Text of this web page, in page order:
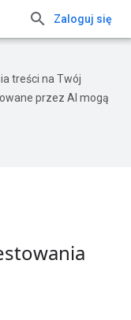
Zaloguj się
treści na Twój
przez AI mogą